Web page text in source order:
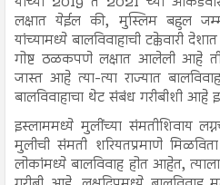
लक्षात येईल की, मुस्लिम बहुल
यांच्यामध्ये बालविवाहाची टक्केवारी
गोष्ट ठळकपणे लक्षात आलेली आहे ती
जास्त आहे त्या-त्या राज्यात
बालविवाहाचा थेट संबंध गरीबीशी आहे
इस्लाममध्ये मुलींच्या संमतीशिवाय
मुलीची संमती शरियतप्रमाणे
लोकांमध्ये बालविवाह होत आहेत,